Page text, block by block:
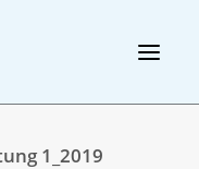
1_2019